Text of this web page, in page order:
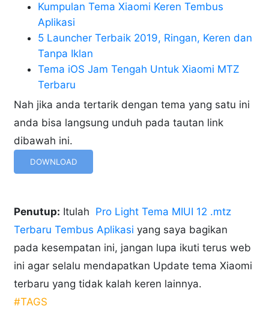
Kumpulan Tema Xiaomi Keren Tembus
Aplikasi
5 Launcher Terbaik 2019, Ringan, Keren dan
Tanpa Iklan
Tema iOS Jam Tengah Untuk Xiaomi MTZ
Terbaru
Nah jika anda tertarik dengan tema yang satu ini
anda bisa langsung unduh pada tautan link
dibawah ini.
DOWNLOAD
Penutup: Itulah Pro Light Tema MIUI 12 .mtz
Terbaru Tembus Aplikasiyang saya bagikan
pada kesempatan ini, jangan lupa ikuti terus web
ini agar selalu mendapatkan Update tema Xiaomi
terbaru yang tidak kalah keren lainnya.
#TAGS